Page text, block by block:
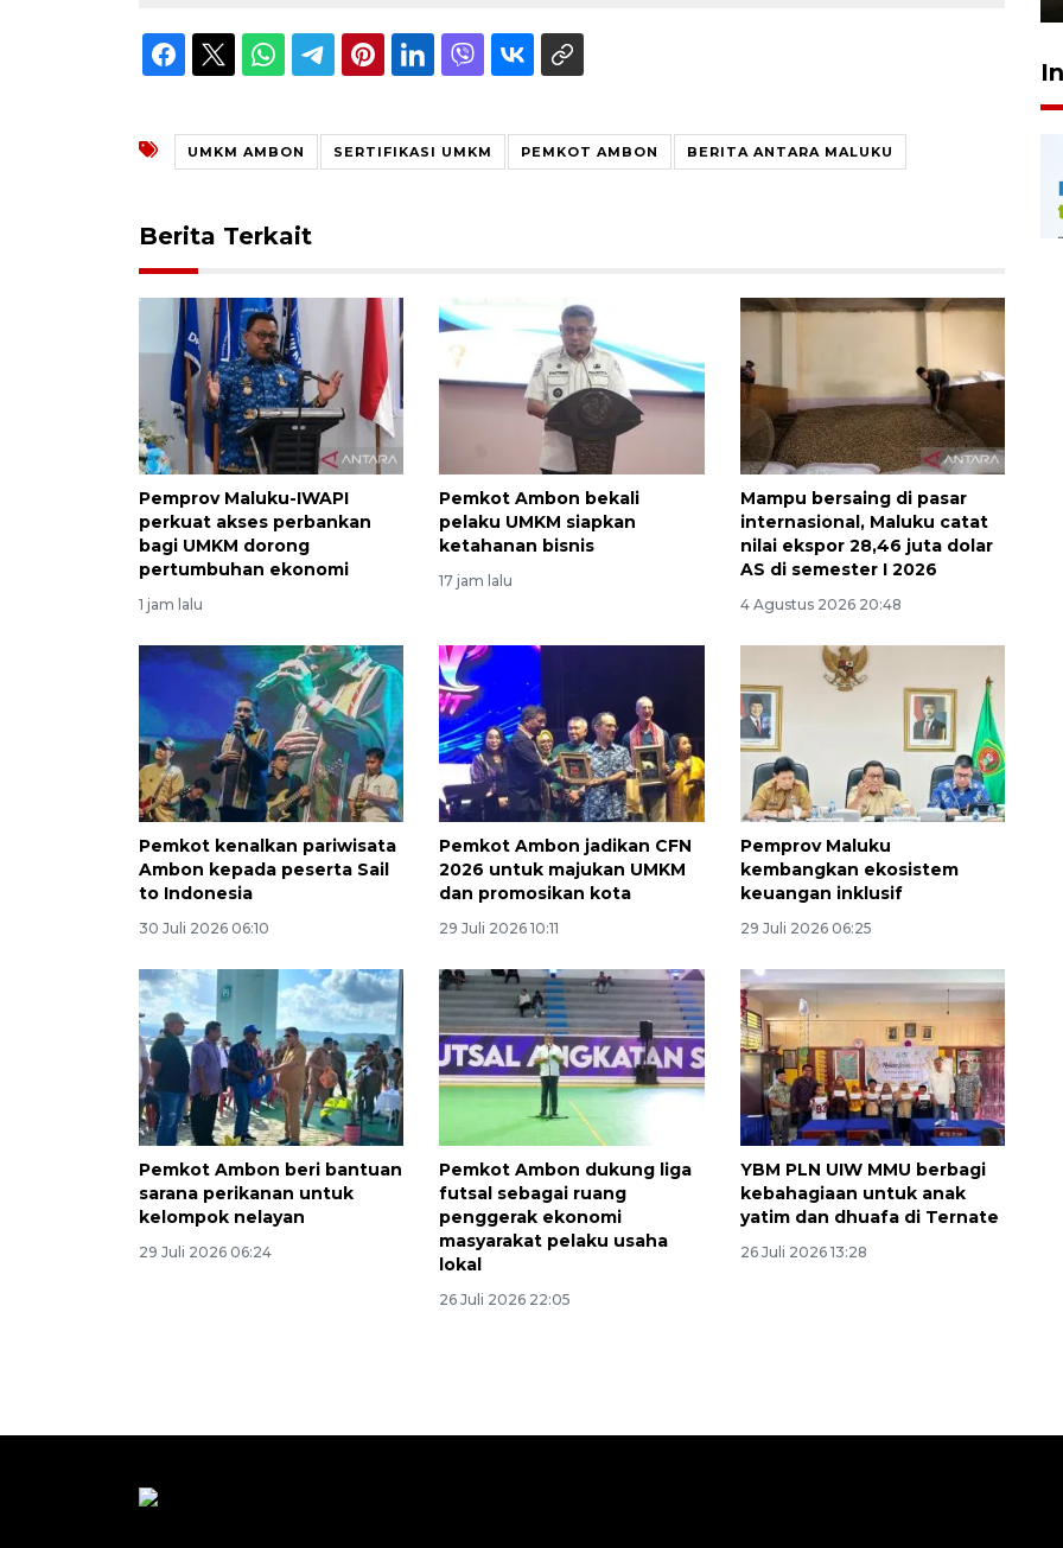
UMKM AMBON SERTIFIKASI UMKM PEMKOT AMBON BERITA ANTARA MALUKU
Berita Terkait
Pemprov Maluku-IWAPI
perkuat akses perbankan
bagi UMKM dorong
pertumbuhan ekonomi
1 jam lalu
Pemkot Ambon bekali
pelaku UMKM siapkan
ketahanan bisnis
17 jam lalu
Mampu bersaing di pasar
internasional, Maluku catat
nilai ekspor 28,46 juta dolar
AS di semester I 2026
4 Agustus 2026 20:48
Pemkot kenalkan pariwisata
Ambon kepada peserta Sail
to Indonesia
30 Juli 2026 06:10
Pemkot Ambon jadikan CFN
2026 untuk majukan UMKM
dan promosikan kota
29 Juli 2026 10:11
Pemprov Maluku
kembangkan ekosistem
keuangan inklusif
29 Juli 2026 06:25
Pemkot Ambon beri bantuan
sarana perikanan untuk
kelompok nelayan
29 Juli 2026 06:24
Pemkot Ambon dukung liga
futsal sebagai ruang
penggerak ekonomi
masyarakat pelaku usaha
lokal
26 Juli 2026 22:05
YBM PLN UIW MMU berbagi
kebahagiaan untuk anak
yatim dan dhuafa di Ternate
26 Juli 2026 13:28
Memberantas kejahatan
jalanan Jakarta
2026-08-05 18:00:00